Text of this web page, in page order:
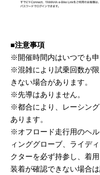
■注意事項
※開催時間内はいつでも申
※混雑により試乗回数が
きない場合があります。
※先導はありません。
※都合により、レーシン
あります。
※オフロード走行用のヘ
ィンググローブ、ライデ
クターを必ず持参し、着
装着が確認できない場合